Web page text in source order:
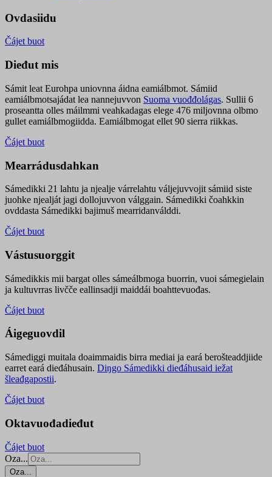
Ovdasiidu
Čájet buot
Dieđut mis
Sámit leat Eurohpa uniovnna áidna eamiálbmot. Sámiid
eamiálbmotsajádat lea nannejuvvon Suoma vuođđolágas. Sullii 6
proseantta olles máilmmi veahkadagas elege 476 miljovnna olbmo
gullet eamiálbmogiidda. Eamiálbmogat ellet 90 sierra riikkas.
Čájet buot
Mearrádusdahkan
Sámedikki 21 lahtu ja njealje várrelahtu váljejuvvojit sámiid siste
juohke njealját jagi dollojuvvon válggain. Sámedikki čoahkkin
ovddasta Sámedikki bajimuš mearridanválddi.
Čájet buot
Vástusuorggit
Sámedikkis mii bargat olles sámeálbmoga buorrin, vuoi sámegielain
ja kultuvrras livčče eallinsadji maiddái boahttevuođas.
Čájet buot
Áigeguovdil
Sámediggi muitala doaimmaidis birra mediai ja eará berošteaddjiide
earret eará dieđáhusain. Diŋgo Sámedikki dieđáhusaid iežat
šleađgapostii.
Čájet buot
Oktavuođadieđut
Čájet buot
Oza...
Oza...